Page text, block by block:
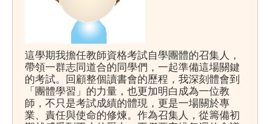
這學期我擔任教師資格考試自學團體的召集人，
帶領一群志同道合的同學們，一起準備這場關鍵
的考試。回顧整個讀書會的歷程，我深刻體會到
「團體學習」的力量，也更加明白成為一位教
師，不只是考試成績的體現，更是一場關於專
業、責任與使命的修煉。作為召集人，從籌備初